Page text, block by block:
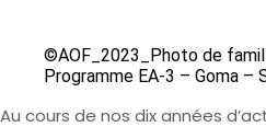
©AOF_2023_Photo de
Programme EA-3 – Goma –
Au cours de nos dix années